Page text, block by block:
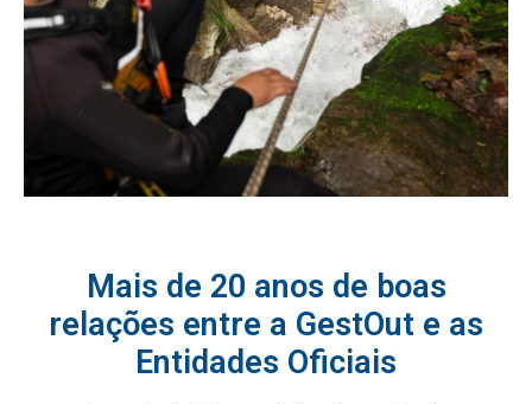
Mais de 20 anos de boas
relações entre a GestOut e as
Entidades Oficiais